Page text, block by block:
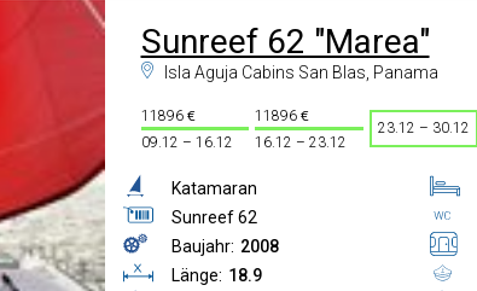
Sunreef 62 "Marea"
Isla Aguja Cabins San Blas, Panama
11896
09.12 – 16.12
11896
16.12 – 23.12
23.12 – 30.12
Katamaran
Sunreef 62
Baujahr: 2008
Länge: 18.9